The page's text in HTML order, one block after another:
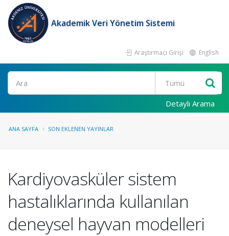
Akademik Veri Yönetim Sistemi
Araştırmacı Girişi English
Ara
Detaylı Arama
ANA SAYFA SON EKLENEN YAYINLAR
Kardiyovasküler sistem
hastalıklarında kullanılan
deneysel hayvan modelleri